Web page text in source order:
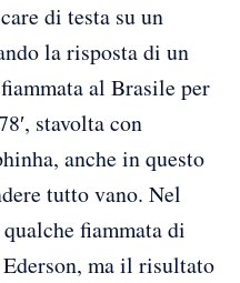
di testa su un
la risposta di un
al Brasile per
stavolta con
anche in questo
tutto vano. Nel
fiammata di
ma il risultato